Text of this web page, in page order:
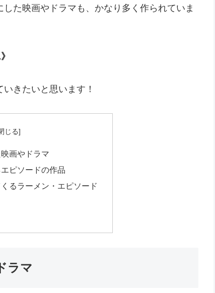
た映画やドラマも、かなり多く作られていま
きたいと思います！
画やドラマ
ピソードの作品
るラーメン・エピソード
ラマ